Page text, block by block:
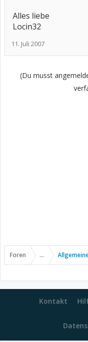
Alles liebe
Locin32
11. Juli 2007
(Du musst
Foren ...
Kontakt